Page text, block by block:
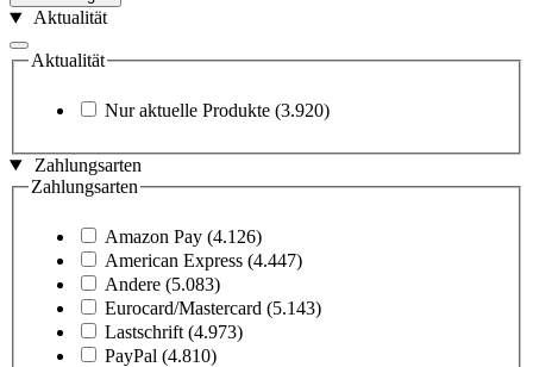
Aktualität
Aktualität
Nur aktuelle Produkte (3.920)
Zahlungsarten
Zahlungsarten
Amazon Pay (4.126)
American Express (4.447)
Andere (5.083)
Eurocard/Mastercard (5.143)
Lastschrift (4.973)
PayPal (4.810)